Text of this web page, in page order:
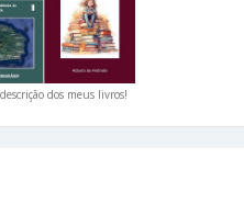
dos meus livros!